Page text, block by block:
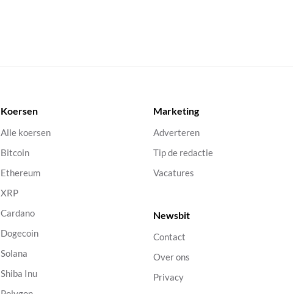
Koersen
Alle koersen
Bitcoin
Ethereum
XRP
Cardano
Dogecoin
Solana
Shiba Inu
Marketing
Adverteren
Tip de redactie
Vacatures
Newsbit
Contact
Over ons
Privacy